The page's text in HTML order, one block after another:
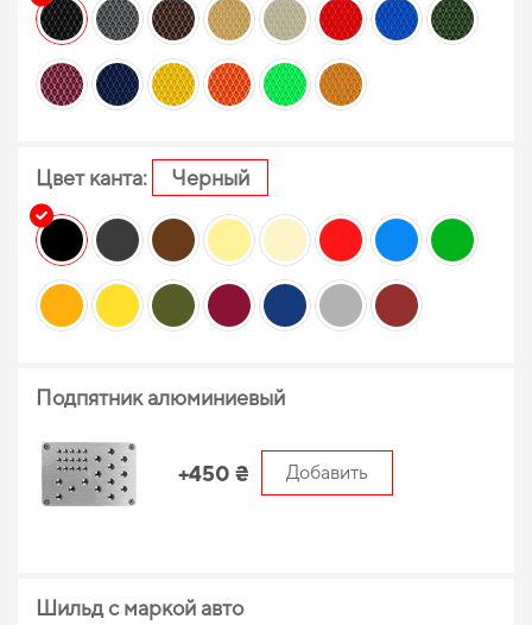
Цвет канта: Черный
Подпятник алюминиевый
+450 ₴ Добавить
Шильд с маркой авто